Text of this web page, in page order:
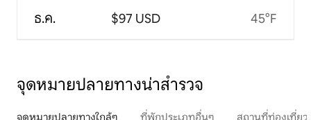
ธ.ค. $97 USD 45°F
จุดหมายปลายทางน่าสำรวจ
จุดหมายปลายทางใกล้ๆ ที่พักประเภทอื่นๆ สถานที่ท่องเที่ย